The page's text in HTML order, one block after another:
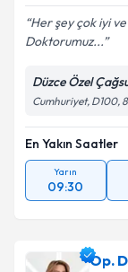
Her şey çok iyi
Doktorumuz...
Düzce Özel
Cumhuriyet, D100,
En Yakın Saatler
Yarın
09:30
Op.